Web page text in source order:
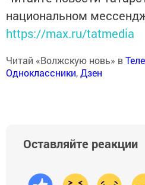
национальном
https://max.ru/tatmedia
Читай «Волжскую новь» в
Одноклассники,Дзен
Оставляйте реакции